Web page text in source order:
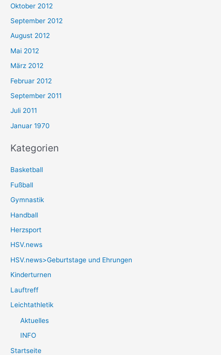
Oktober 2012
September 2012
August 2012
Mai 2012
März 2012
Februar 2012
September 2011
Juli 2011
Januar 1970
Kategorien
Basketball
Fußball
Gymnastik
Handball
Herzsport
HSV.news
HSV.news>Geburtstage und Ehrungen
Kinderturnen
Lauftreff
Leichtathletik
Aktuelles
INFO
Startseite